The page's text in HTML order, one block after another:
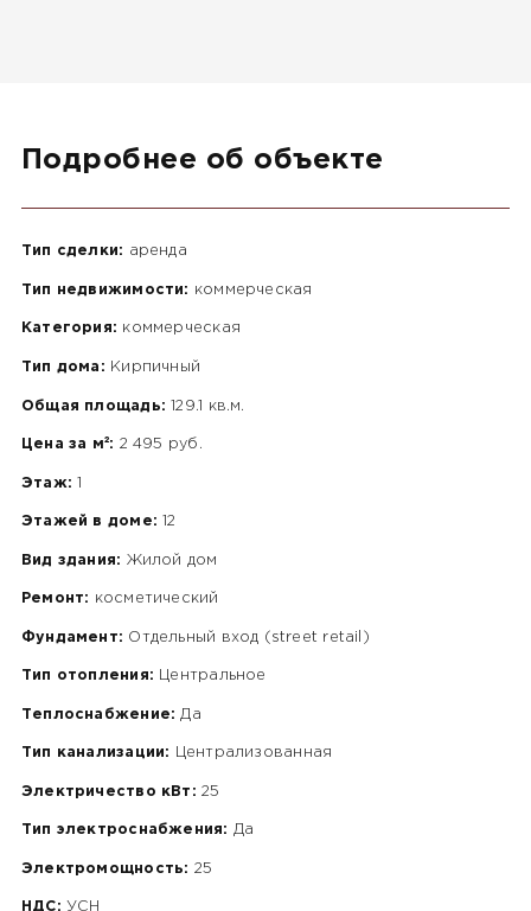
Подробнее об объекте
Тип сделки: аренда
Тип недвижимости: коммерческая
Категория: коммерческая
Тип дома: Кирпичный
Общая площадь: 129.1 кв.м.
Цена за м²: 2 495 руб.
Этаж: 1
Этажей в доме: 12
Вид здания: Жилой дом
Ремонт: косметический
Фундамент: Отдельный вход (street retail)
Тип отопления: Центральное
Теплоснабжение: Да
Тип канализации: Централизованная
Электричество кВт: 25
Тип электроснабжения: Да
Электромощность: 25
НДС: УСН